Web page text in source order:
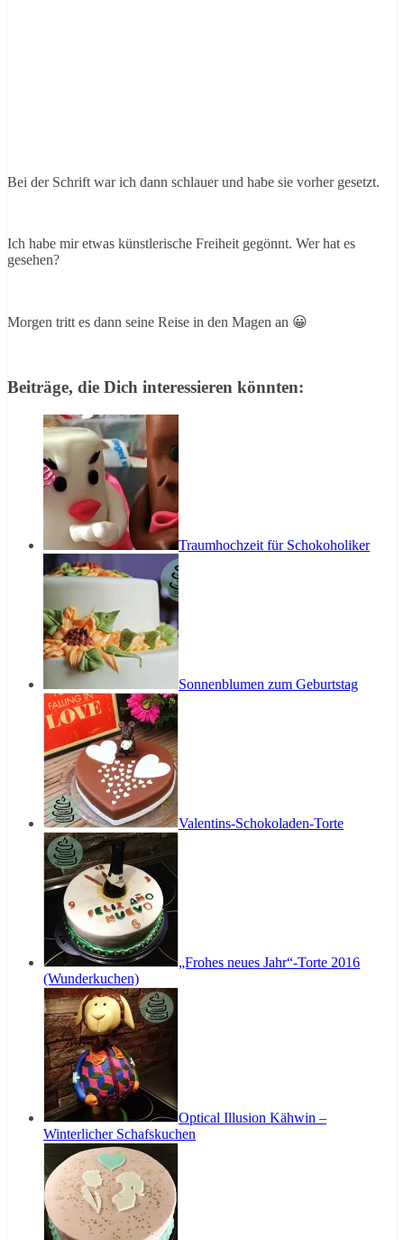
Bei der Schrift war ich dann schlauer und habe sie vorher gesetzt.
Ich habe mir etwas künstlerische Freiheit gegönnt. Wer hat es
gesehen?
Morgen tritt es dann seine Reise in den Magen an 😀
Beiträge, die Dich interessieren könnten:
Traumhochzeit für Schokoholiker
Sonnenblumen zum Geburtstag
Valentins-Schokoladen-Torte
„Frohes neues Jahr“-Torte 2016
(Wunderkuchen)
Optical Illusion Kähwin –
Winterlicher Schafskuchen